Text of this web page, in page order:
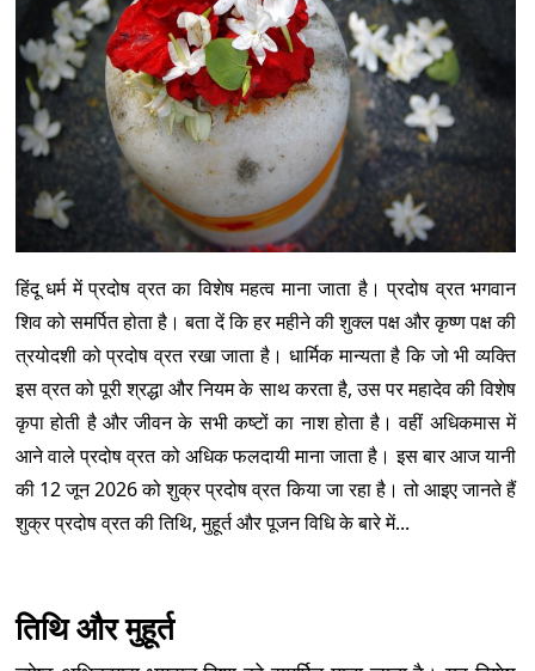
हिंदू धर्म में प्रदोष व्रत का विशेष महत्व माना जाता है। प्रदोष व्रत भगवान
शिव को समर्पित होता है। बता दें कि हर महीने की शुक्ल पक्ष और कृष्ण पक्ष की
त्रयोदशी को प्रदोष व्रत रखा जाता है। धार्मिक मान्यता है कि जो भी व्यक्ति
इस व्रत को पूरी श्रद्धा और नियम के साथ करता है, उस पर महादेव की विशेष
कृपा होती है और जीवन के सभी कष्टों का नाश होता है। वहीं अधिकमास में
आने वाले प्रदोष व्रत को अधिक फलदायी माना जाता है। इस बार आज यानी
की 12 जून 2026 को शुक्र प्रदोष व्रत किया जा रहा है। तो आइए जानते हैं
शुक्र प्रदोष व्रत की तिथि, मुहूर्त और पूजन विधि के बारे में...
तिथि और मुहूर्त